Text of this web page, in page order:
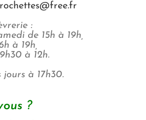
:
de 15h à 19h,
à 19h,
à 12h.
jours à 17h30.
?